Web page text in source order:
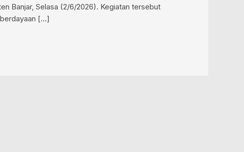
Banjar, Selasa (2/6/2026). Kegiatan tersebut
[…]